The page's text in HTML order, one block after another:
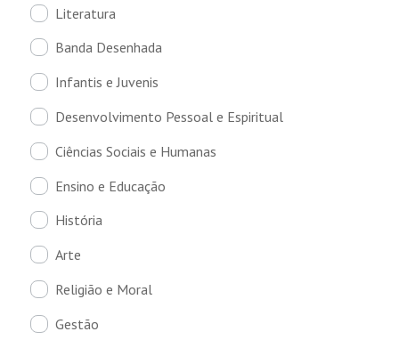
Literatura
Banda Desenhada
Infantis e Juvenis
Desenvolvimento Pessoal e Espiritual
Ciências Sociais e Humanas
Ensino e Educação
História
Arte
Religião e Moral
Gestão